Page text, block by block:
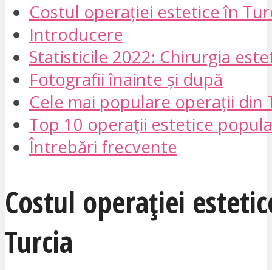
Costul operației estetice în
Introducere
Statisticile 2022: Chirurgia
Fotografii înainte și după
Cele mai populare operații din
Top 10 operații estetice
Întrebări frecvente
Costul operației
Turcia